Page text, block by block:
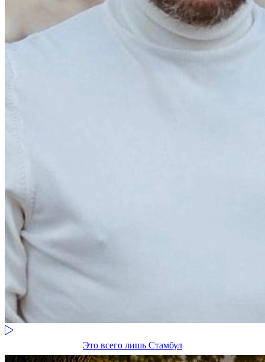
Это всего лишь Стамбул